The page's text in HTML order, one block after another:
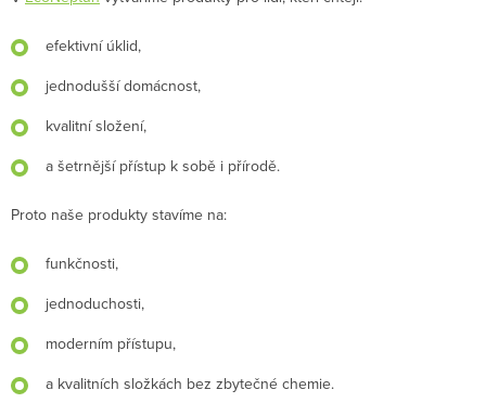
efektivní úklid,
jednodušší domácnost,
kvalitní složení,
a šetrnější přístup k sobě i přírodě.
Proto naše produkty stavíme na:
funkčnosti,
jednoduchosti,
moderním přístupu,
a kvalitních složkách bez zbytečné chemie.